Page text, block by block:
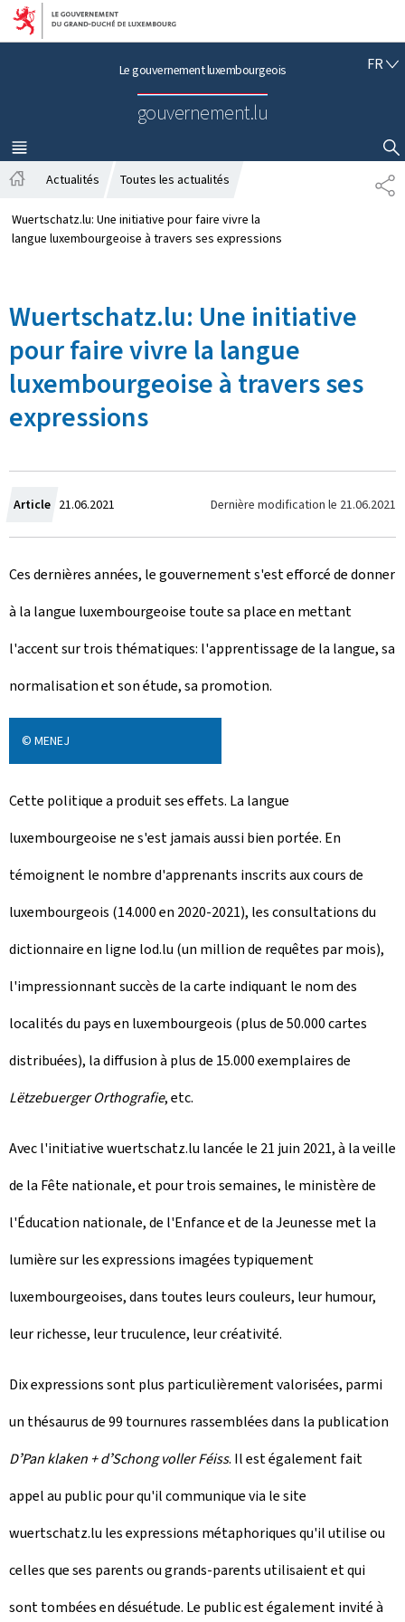
Aller au menu principal
Aller au contenu
Le gouvernement luxembourgeois
gouvernement.lu
FRF
Ç
A
I
S
MENU
PRINCIPAL
AFFICHER / MASQUER LA RECHERCHE
P
A
c
c
l
Actualités Toutes les actualités
Wuertschatz.lu: Une initiative pour faire vivre la
langue luxembourgeoise à travers ses expressions
Wuertschatz.lu: Une initiative
pour faire vivre la langue
luxembourgeoise à travers ses
expressions
Article C
r
é
e
l
e
21.06.2021 Dernière modification le 21.06.2021
Ces dernières années, le gouvernement s'est efforcé de donner
à la langue luxembourgeoise toute sa place en mettant
l'accent sur trois thématiques: l'apprentissage de la langue, sa
normalisation et son étude, sa promotion.
© MENEJ
Cette politique a produit ses effets. La langue
luxembourgeoise ne s'est jamais aussi bien portée. En
témoignent le nombre d'apprenants inscrits aux cours de
luxembourgeois (14.000 en 2020-2021), les consultations du
dictionnaire en ligne lod.lu (un million de requêtes par mois),
l'impressionnant succès de la carte indiquant le nom des
localités du pays en luxembourgeois (plus de 50.000 cartes
distribuées), la diffusion à plus de 15.000 exemplaires de
Lëtzebuerger Orthografie, etc.
Avec l'initiative wuertschatz.lu lancée le 21 juin 2021, à la veille
de la Fête nationale, et pour trois semaines, le ministère de
l'Éducation nationale, de l'Enfance et de la Jeunesse met la
lumière sur les expressions imagées typiquement
luxembourgeoises, dans toutes leurs couleurs, leur humour,
leur richesse, leur truculence, leur créativité.
Dix expressions sont plus particulièrement valorisées, parmi
un thésaurus de 99 tournures rassemblées dans la publication
DʼPan klaken + dʼSchong voller Féiss. Il est également fait
appel au public pour qu'il communique via le site
wuertschatz.lu les expressions métaphoriques qu'il utilise ou
celles que ses parents ou grands-parents utilisaient et qui
sont tombées en désuétude. Le public est également invité à